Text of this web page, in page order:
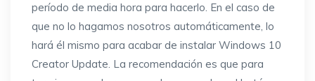
período de media hora para hacerlo. En el caso de
que no lo hagamos nosotros automáticamente, lo
hará él mismo para acabar de instalar Windows 10
Creator Update. La recomendación es que para